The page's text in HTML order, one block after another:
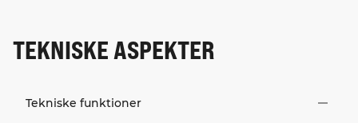
TEKNISKE ASPEKTER
Tekniske funktioner